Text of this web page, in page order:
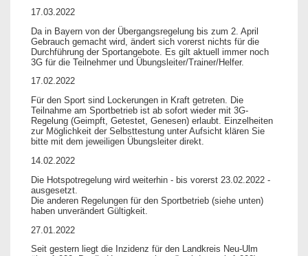
17.03.2022
Da in Bayern von der Übergangsregelung bis zum 2. April
Gebrauch gemacht wird, ändert sich vorerst nichts für die
Durchführung der Sportangebote. Es gilt aktuell immer noch
3G für die Teilnehmer und Übungsleiter/Trainer/Helfer.
17.02.2022
Für den Sport sind Lockerungen in Kraft getreten. Die
Teilnahme am Sportbetrieb ist ab sofort wieder mit 3G-
Regelung (Geimpft, Getestet, Genesen) erlaubt. Einzelheiten
zur Möglichkeit der Selbsttestung unter Aufsicht klären Sie
bitte mit dem jeweiligen Übungsleiter direkt.
14.02.2022
Die Hotspotregelung wird weiterhin - bis vorerst 23.02.2022 -
ausgesetzt.
Die anderen Regelungen für den Sportbetrieb (siehe unten)
haben unverändert Gültigkeit.
27.01.2022
Seit gestern liegt die Inzidenz für den Landkreis Neu-Ulm